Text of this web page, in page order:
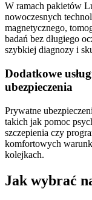
W ramach pakietów
nowoczesnych
magnetycznego,
badań bez długiego
szybkiej diagnozy i
Dodatkowe
ubezpieczenia
Prywatne
takich jak pomoc
szczepienia czy
komfortowych
kolejkach.
Jak wybrać